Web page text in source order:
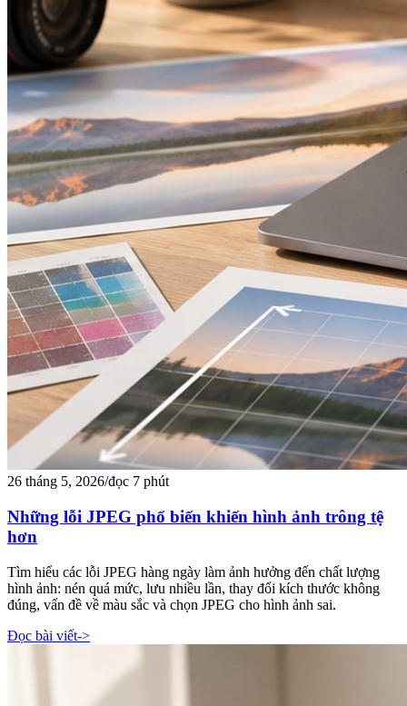
26 tháng 5, 2026/đọc 7 phút
Những lỗi JPEG phổ biến khiến hình ảnh trông tệ
hơn
Tìm hiểu các lỗi JPEG hàng ngày làm ảnh hưởng đến chất lượng
hình ảnh: nén quá mức, lưu nhiều lần, thay đổi kích thước không
đúng, vấn đề về màu sắc và chọn JPEG cho hình ảnh sai.
Đọc bài viết->